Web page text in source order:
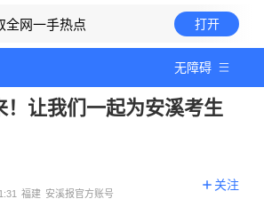
全网一手热点 打开
无障碍
！让我们一起为安溪考生
福建 安溪报官方账号
关注